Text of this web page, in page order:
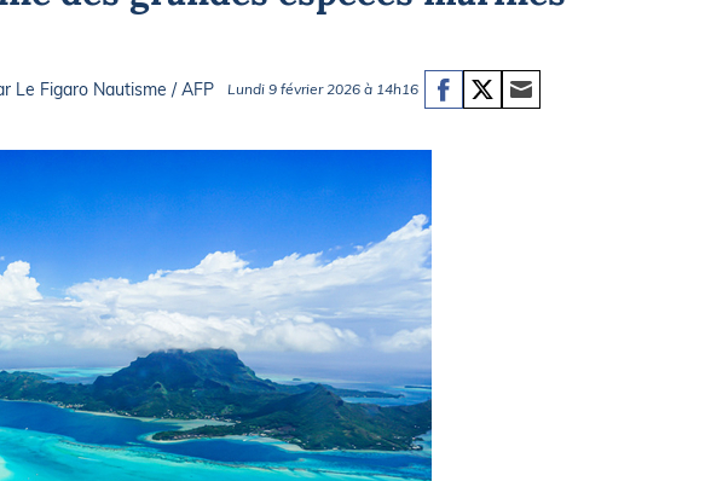
mer
FLASH INFO
Le Figaro Nautisme / AFP Lundi 9 février 2026 à 14h16